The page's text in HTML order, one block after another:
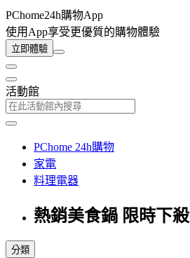
PChome24h購物App
使用App享受更優質的購物體驗
立即體驗
活動館
PChome 24h購物
家電
料理電器
熱銷美食鍋 限時下殺
分類